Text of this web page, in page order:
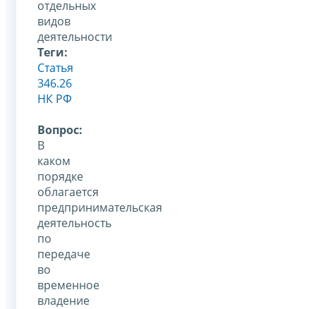
отдельных
видов
деятельности
Теги:
Статья
346.26
НК РФ
Вопрос:
В
каком
порядке
облагается
предпринимательская
деятельность
по
передаче
во
временное
владение